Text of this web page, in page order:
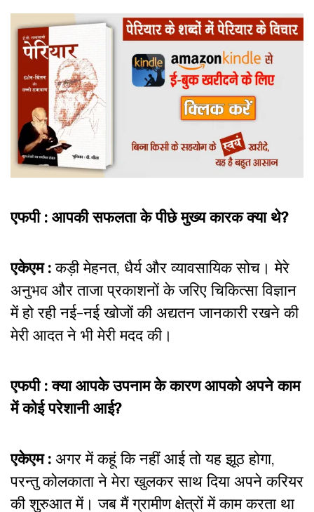
एफपी : आपकी सफलता के पीछे मुख्य कारक क्या थे?
एकेएम :कड़ी मेहनत, धैर्य और व्यावसायिक सोच। मेरे
अनुभव और ताजा प्रकाशनों के जरिए चिकित्सा विज्ञान
में हो रही नई-नई खोजों की अद्यतन जानकारी रखने की
मेरी आदत ने भी मेरी मदद की।
एफपी : क्या आपके उपनाम के कारण आपको अपने काम
में कोई परेशानी आई?
एकेएम : अगर में कहूं कि नहीं आई तो यह झूठ होगा,
परन्तु कोलकाता ने मेरा खुलकर साथ दिया अपने करियर
की शुरुआत में। जब मैं ग्रामीण क्षेत्रों में काम करता था